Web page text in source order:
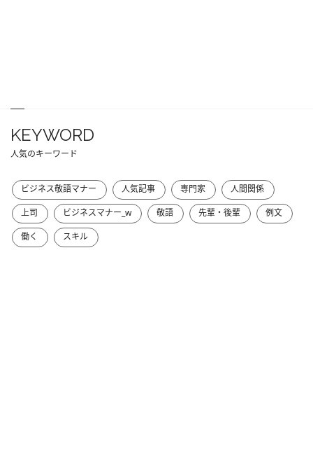
KEYWORD
人気のキーワード
ビジネス敬語マナー 人気記事 専門家
人間関係
上司
ビジネスマナー_w 敬語 先輩・後輩
例文
働く
スキル